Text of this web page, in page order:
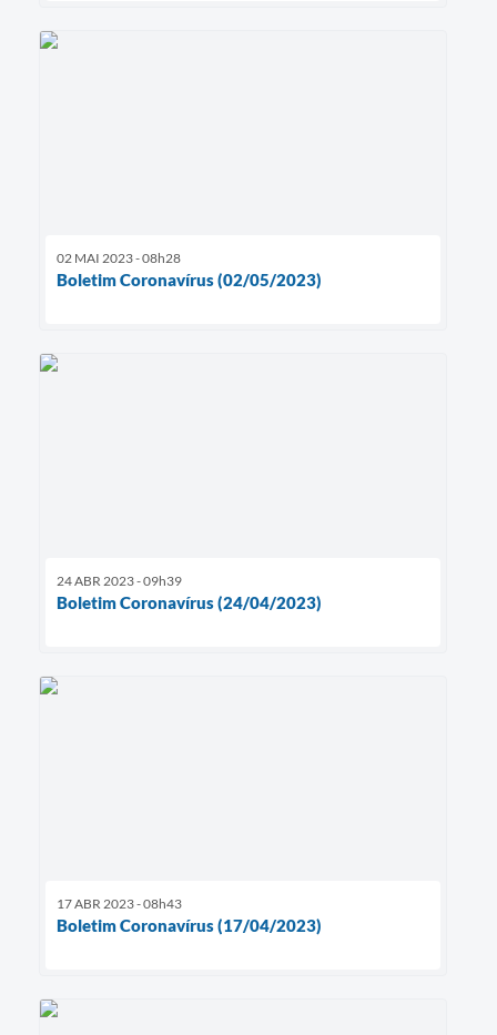
02 MAI 2023 - 08h28
Boletim Coronavírus (02/05/2023)
24 ABR 2023 - 09h39
Boletim Coronavírus (24/04/2023)
17 ABR 2023 - 08h43
Boletim Coronavírus (17/04/2023)